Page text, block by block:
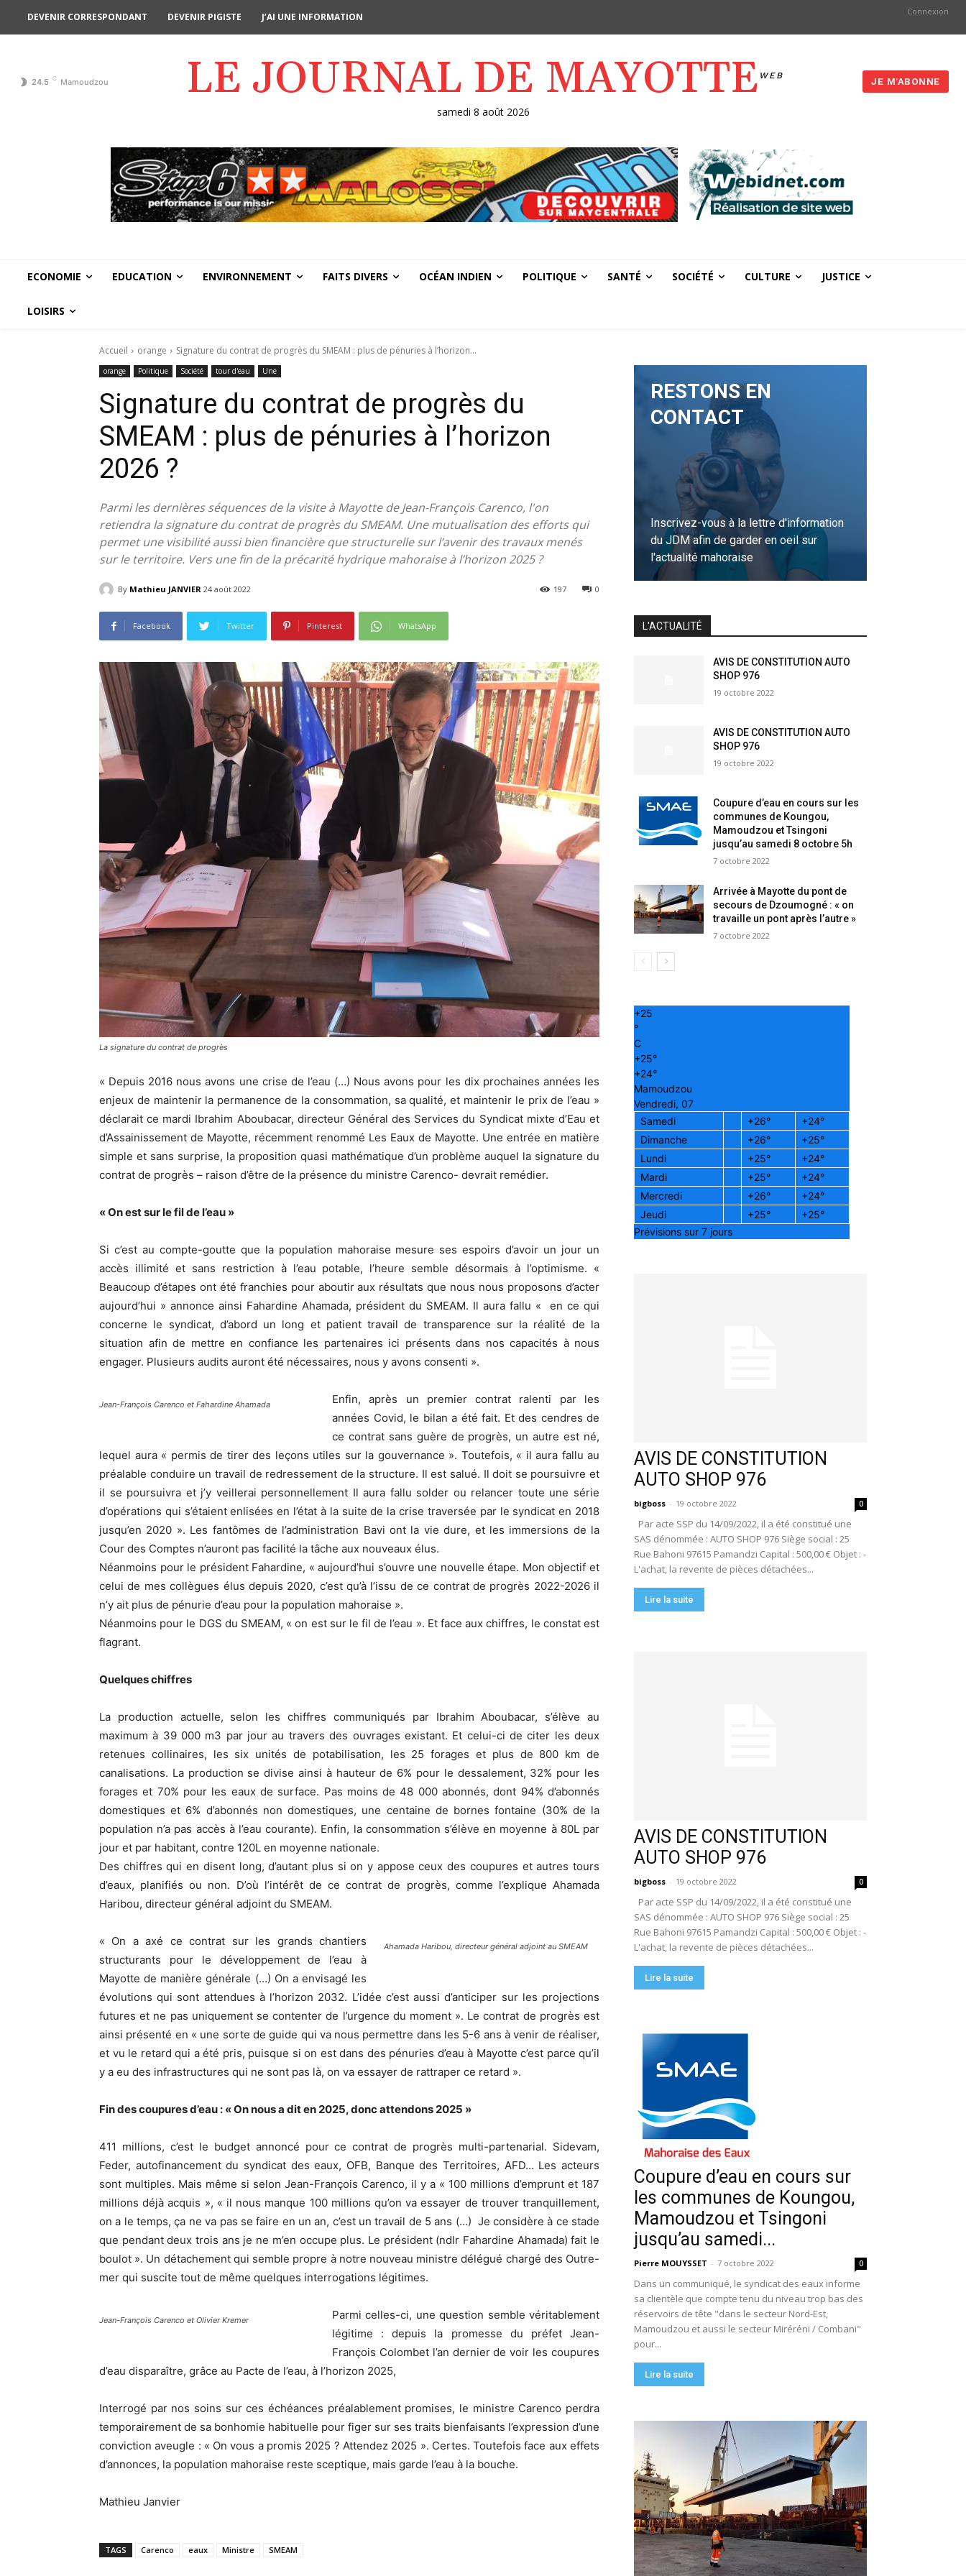
DEVENIR CORRESPONDANT DEVENIR PIGISTE J’AI UNE INFORMATION Connexion
24.5 C Mamoudzou LE JOURNAL DE MAYOTTE WEB
JE M'ABONNE
samedi 8 août 2026
ECONOMIE EDUCATION ENVIRONNEMENT FAITS DIVERS OCÉAN INDIEN POLITIQUE SANTÉ SOCIÉTÉ CULTURE JUSTICE
LOISIRS
Accueil orange Signature du contrat de progrès du SMEAM : plus de pénuries à l’horizon...
orange Politique Société tour d'eau Une
Signature du contrat de progrès du
SMEAM : plus de pénuries à l’horizon
2026 ?
Parmi les dernières séquences de la visite à Mayotte de Jean-François Carenco, l'on
retiendra la signature du contrat de progrès du SMEAM. Une mutualisation des efforts qui
permet une visibilité aussi bien financière que structurelle sur l’avenir des travaux menés
sur le territoire. Vers une fin de la précarité hydrique mahoraise à l’horizon 2025 ?
By Mathieu JANVIER 24 août 2022 0
197
Facebook Twitter Pinterest WhatsApp
La signature du contrat de progrès
« Depuis 2016 nous avons une crise de l’eau (…) Nous avons pour les dix prochaines années les
enjeux de maintenir la permanence de la consommation, sa qualité, et maintenir le prix de l’eau »
déclarait ce mardi Ibrahim Aboubacar, directeur Général des Services du Syndicat mixte d’Eau et
d’Assainissement de Mayotte, récemment renommé Les Eaux de Mayotte. Une entrée en matière
simple et sans surprise, la proposition quasi mathématique d’un problème auquel la signature du
contrat de progrès – raison d’être de la présence du ministre Carenco- devrait remédier.
« On est sur le fil de l’eau »
Si c’est au compte-goutte que la population mahoraise mesure ses espoirs d’avoir un jour un
accès illimité et sans restriction à l’eau potable, l’heure semble désormais à l’optimisme. «
Beaucoup d’étapes ont été franchies pour aboutir aux résultats que nous nous proposons d’acter
aujourd’hui » annonce ainsi Fahardine Ahamada, président du SMEAM. Il aura fallu « en ce qui
concerne le syndicat, d’abord un long et patient travail de transparence sur la réalité de la
situation afin de mettre en confiance les partenaires ici présents dans nos capacités à nous
engager. Plusieurs audits auront été nécessaires, nous y avons consenti ».
Jean-François Carenco et Fahardine Ahamada
Enfin, après un premier contrat ralenti par les
années Covid, le bilan a été fait. Et des cendres de
ce contrat sans guère de progrès, un autre est né,
lequel aura « permis de tirer des leçons utiles sur la gouvernance ». Toutefois, « il aura fallu au
préalable conduire un travail de redressement de la structure. Il est salué. Il doit se poursuivre et
il se poursuivra et j’y veillerai personnellement Il aura fallu solder ou relancer toute une série
d’opérations qui s’étaient enlisées en l’état à la suite de la crise traversée par le syndicat en 2018
jusqu’en 2020 ». Les fantômes de l’administration Bavi ont la vie dure, et les immersions de la
Cour des Comptes n’auront pas facilité la tâche aux nouveaux élus.
Néanmoins pour le président Fahardine, « aujourd’hui s’ouvre une nouvelle étape. Mon objectif et
celui de mes collègues élus depuis 2020, c’est qu’à l’issu de ce contrat de progrès 2022-2026 il
n’y ait plus de pénurie d’eau pour la population mahoraise ».
Néanmoins pour le DGS du SMEAM, « on est sur le fil de l’eau ». Et face aux chiffres, le constat est
flagrant.
Quelques chiffres
La production actuelle, selon les chiffres communiqués par Ibrahim Aboubacar, s’élève au
maximum à 39 000 m3 par jour au travers des ouvrages existant. Et celui-ci de citer les deux
retenues collinaires, les six unités de potabilisation, les 25 forages et plus de 800 km de
canalisations. La production se divise ainsi à hauteur de 6% pour le dessalement, 32% pour les
forages et 70% pour les eaux de surface. Pas moins de 48 000 abonnés, dont 94% d’abonnés
domestiques et 6% d’abonnés non domestiques, une centaine de bornes fontaine (30% de la
population n’a pas accès à l’eau courante). Enfin, la consommation s’élève en moyenne à 80L par
jour et par habitant, contre 120L en moyenne nationale.
Des chiffres qui en disent long, d’autant plus si on y appose ceux des coupures et autres tours
d’eaux, planifiés ou non. D’où l’intérêt de ce contrat de progrès, comme l’explique Ahamada
Haribou, directeur général adjoint du SMEAM.
Ahamada Haribou, directeur général adjoint au SMEAM
« On a axé ce contrat sur les grands chantiers
structurants pour le développement de l’eau à
Mayotte de manière générale (…) On a envisagé les
évolutions qui sont attendues à l’horizon 2032. L’idée c’est aussi d’anticiper sur les projections
futures et ne pas uniquement se contenter de l’urgence du moment ». Le contrat de progrès est
ainsi présenté en « une sorte de guide qui va nous permettre dans les 5-6 ans à venir de réaliser,
et vu le retard qui a été pris, puisque si on est dans des pénuries d’eau à Mayotte c’est parce qu’il
y a eu des infrastructures qui ne sont pas là, on va essayer de rattraper ce retard ».
Fin des coupures d’eau : « On nous a dit en 2025, donc attendons 2025 »
411 millions, c’est le budget annoncé pour ce contrat de progrès multi-partenarial. Sidevam,
Feder, autofinancement du syndicat des eaux, OFB, Banque des Territoires, AFD… Les acteurs
sont multiples. Mais même si selon Jean-François Carenco, il y a « 100 millions d’emprunt et 187
millions déjà acquis », « il nous manque 100 millions qu’on va essayer de trouver tranquillement,
on a le temps, ça ne va pas se faire en un an, c’est un travail de 5 ans (…) Je considère à ce stade
que pendant deux trois ans je ne m’en occupe plus. Le président (ndlr Fahardine Ahamada) fait le
boulot ». Un détachement qui semble propre à notre nouveau ministre délégué chargé des Outre-
mer qui suscite tout de même quelques interrogations légitimes.
Jean-François Carenco et Olivier Kremer
Parmi celles-ci, une question semble véritablement
légitime : depuis la promesse du préfet Jean-
François Colombet l’an dernier de voir les coupures
d’eau disparaître, grâce au Pacte de l’eau, à l’horizon 2025,
Interrogé par nos soins sur ces échéances préalablement promises, le ministre Carenco perdra
temporairement de sa bonhomie habituelle pour figer sur ses traits bienfaisants l’expression d’une
conviction aveugle : « On vous a promis 2025 ? Attendez 2025 ». Certes. Toutefois face aux effets
d’annonces, la population mahoraise reste sceptique, mais garde l’eau à la bouche.
Mathieu Janvier
TAGS Carenco eaux Ministre SMEAM
RESTONS EN
CONTACT
Inscrivez-vous à la lettre d'information
du JDM afin de garder en oeil sur
l'actualité mahoraise
L'ACTUALITÉ
AVIS DE CONSTITUTION AUTO
SHOP 976
19 octobre 2022
AVIS DE CONSTITUTION AUTO
SHOP 976
19 octobre 2022
Coupure d’eau en cours sur les
communes de Koungou,
Mamoudzou et Tsingoni
jusqu’au samedi 8 octobre 5h
7 octobre 2022
Arrivée à Mayotte du pont de
secours de Dzoumogné : « on
travaille un pont après l’autre »
7 octobre 2022
+25
°
C
+25°
+24°
Mamoudzou
Vendredi, 07
Samedi
+26° +24°
Dimanche
+26° +25°
Lundi
+25° +24°
Mardi
+25° +24°
Mercredi
+26° +24°
Jeudi
+25° +25°
Prévisions sur 7 jours
AVIS DE CONSTITUTION
AUTO SHOP 976
bigboss - 19 octobre 2022 0
Par acte SSP du 14/09/2022, il a été constitué une
SAS dénommée : AUTO SHOP 976 Siège social : 25
Rue Bahoni 97615 Pamandzi Capital : 500,00 € Objet : -
L'achat, la revente de pièces détachées...
Lire la suite
AVIS DE CONSTITUTION
AUTO SHOP 976
bigboss - 19 octobre 2022 0
Par acte SSP du 14/09/2022, il a été constitué une
SAS dénommée : AUTO SHOP 976 Siège social : 25
Rue Bahoni 97615 Pamandzi Capital : 500,00 € Objet : -
L'achat, la revente de pièces détachées...
Lire la suite
Coupure d’eau en cours sur
les communes de Koungou,
Mamoudzou et Tsingoni
jusqu’au samedi...
Pierre MOUYSSET - 7 octobre 2022 0
Dans un communiqué, le syndicat des eaux informe
sa clientèle que compte tenu du niveau trop bas des
réservoirs de tête "dans le secteur Nord-Est,
Mamoudzou et aussi le secteur Miréréni / Combani"
pour...
Lire la suite